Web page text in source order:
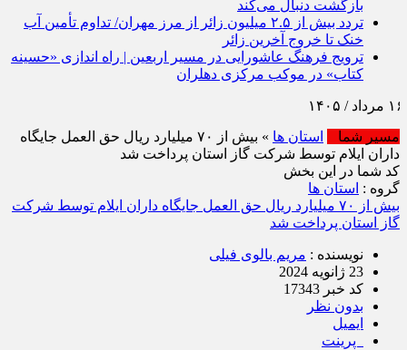
بازگشت دنبال می‌کند
تردد بیش از ۲.۵ میلیون زائر از مرز مهران/ تداوم تأمین آب
خنک تا خروج آخرین زائر
ترویج فرهنگ عاشورایی در مسیر اربعین | راه‌ اندازی «حسینه
کتاب» در موکب مرکزی دهلران
مسیر شما استان ها
» بیش از ۷۰ میلیارد ریال حق العمل جایگاه
داران ایلام توسط شرکت گاز استان پرداخت شد
کد شما در این بخش
گروه : استان ها
بیش از ۷۰ میلیارد ریال حق العمل جایگاه داران ایلام توسط شرکت
گاز استان پرداخت شد
نویسنده : مریم بالوی فیلی
23 ژانویه 2024
کد خبر 17343
بدون نظر
ایمیل
پرینت